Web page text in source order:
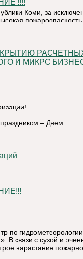
!!!!
Коми, за
пожароопасность
И МИКРО
– Днем
по
В связи с сухой и
нарастание